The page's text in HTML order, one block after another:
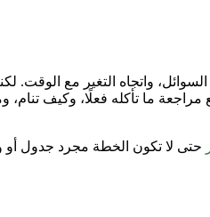
واتجاه التغير مع الوقت.
ما تأكله فعلًا، وكيف
حتى لا تكون الخطة مجرد جدول أو